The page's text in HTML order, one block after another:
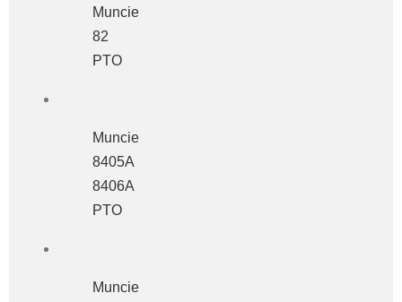
Muncie
82
PTO
Muncie
8405A
8406A
PTO
Muncie